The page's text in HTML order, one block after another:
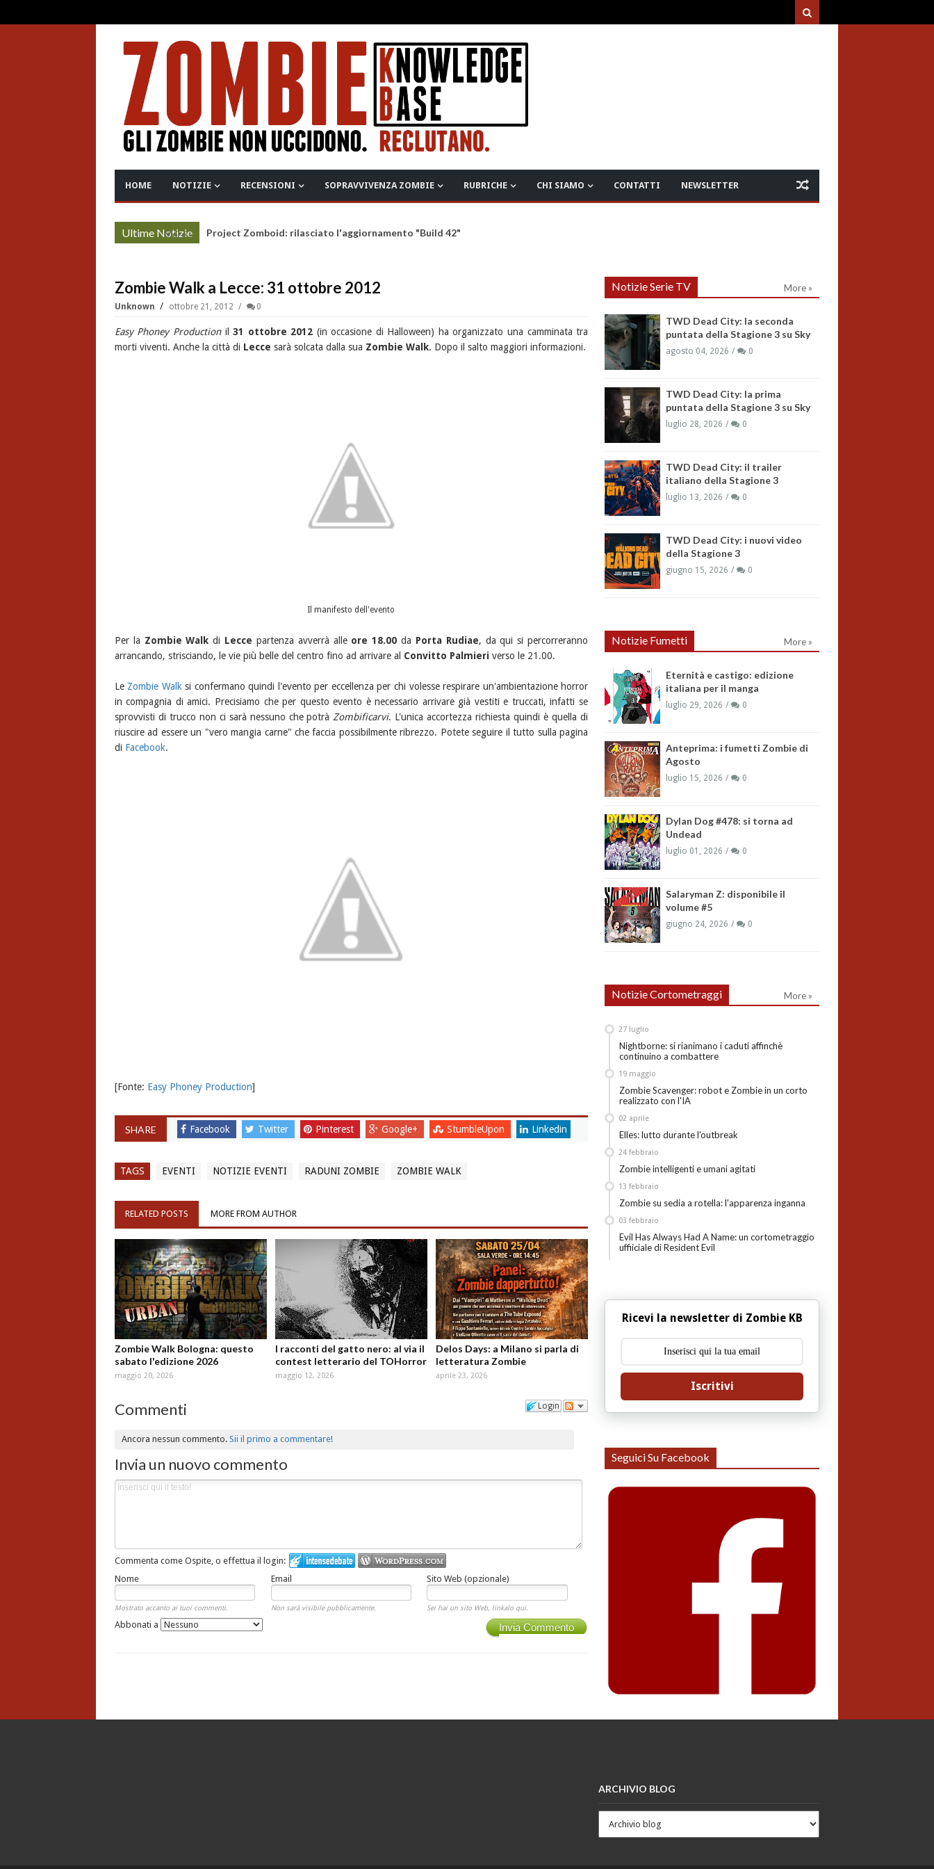
HOME NOTIZIE RECENSIONI SOPRAVVIVENZA ZOMBIE RUBRICHE CHI SIAMO CONTATTI NEWSLETTER
Ultime Notizie
More » Project Zomboid: rilasciato l'aggiornamento "Build 42"
Zombie Walk a Lecce: 31 ottobre 2012
Unknown ottobre 21, 2012 0
Easy Phoney Productionil31 ottobre 2012 (in occasione di Halloween) ha organizzato una camminata tra
morti viventi. Anche la città di Lecce sarà solcata dalla sua Zombie Walk. Dopo il salto maggiori informazioni.
Il manifesto dell'evento
Per la Zombie Walk di Lecce partenza avverrà alle ore 18.00 da Porta Rudiae, da qui si percorreranno
arrancando, strisciando, le vie più belle del centro fino ad arrivare al Convitto Palmieriverso le 21.00.
Le Zombie Walk si confermano quindi l'evento per eccellenza per chi volesse respirare un'ambientazione horror
in compagnia di amici. Precisiamo che per questo evento è necessario arrivare già vestiti e truccati, infatti se
sprovvisti di trucco non ci sarà nessuno che potrà Zombificarvi. L'unica accortezza richiesta quindi è quella di
riuscire ad essere un "vero mangia carne" che faccia possibilmente ribrezzo. Potete seguire il tutto sulla pagina
di Facebook.
[Fonte: Easy Phoney Production]
SHARE Facebook Twitter Pinterest Google+ StumbleUpon Linkedin
TAGS EVENTI NOTIZIE EVENTI RADUNI ZOMBIE ZOMBIE WALK
RELATED POSTS MORE FROM AUTHOR
Zombie Walk Bologna: questo
sabato l'edizione 2026
maggio 20, 2026
I racconti del gatto nero: al via il
contest letterario del TOHorror
maggio 12, 2026
Delos Days: a Milano si parla di
letteratura Zombie
aprile 23, 2026
Login
Commenti
Ancora nessun commento.Sii il primo a commentare!
Invia un nuovo commento
Commenta come Ospite, o effettua il login:
Nome
Email Sito Web (opzionale)
Mostrato accanto ai tuoi commenti. Non sarà visibile pubblicamente. Sei hai un sito Web, linkalo qui.
Invia Commento
Abbonati a
Notizie Serie TV More »
TWD Dead City: la seconda
puntata della Stagione 3 su Sky
agosto 04, 2026 0
TWD Dead City: la prima
puntata della Stagione 3 su Sky
luglio 28, 2026 0
TWD Dead City: il trailer
italiano della Stagione 3
luglio 13, 2026 0
TWD Dead City: i nuovi video
della Stagione 3
giugno 15, 2026 0
Notizie Fumetti More »
Eternità e castigo: edizione
italiana per il manga
luglio 29, 2026 0
Anteprima: i fumetti Zombie di
Agosto
luglio 15, 2026 0
Dylan Dog #478: si torna ad
Undead
luglio 01, 2026 0
Salaryman Z: disponibile il
volume #5
giugno 24, 2026 0
Notizie Cortometraggi More »
Nightborne: si rianimano i caduti affinchè
continuino a combattere
27 luglio
Zombie Scavenger: robot e Zombie in un corto
realizzato con l'IA
19 maggio
Elles: lutto durante l'outbreak
02 aprile
Zombie intelligenti e umani agitati
24 febbraio
Zombie su sedia a rotella: l'apparenza inganna
13 febbraio
Evil Has Always Had A Name: un cortometraggio
uffiiciale di Resident Evil
03 febbraio
Ricevi la newsletter di Zombie KB
Iscritivi
Seguici Su Facebook
ARCHIVIO BLOG